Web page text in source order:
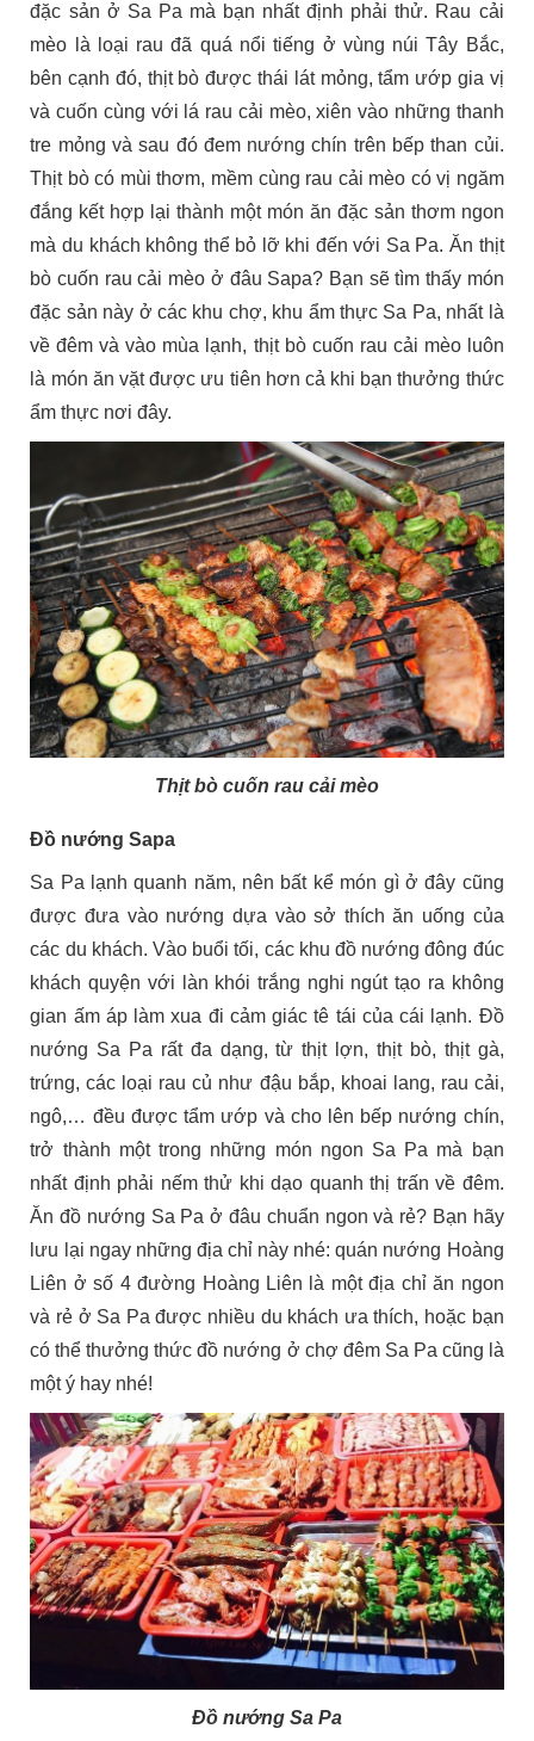
đặc sản ở Sa Pa mà bạn nhất định phải thử. Rau cải
mèo là loại rau đã quá nổi tiếng ở vùng núi Tây Bắc,
bên cạnh đó, thịt bò được thái lát mỏng, tẩm ướp gia vị
và cuốn cùng với lá rau cải mèo, xiên vào những thanh
tre mỏng và sau đó đem nướng chín trên bếp than củi.
Thịt bò có mùi thơm, mềm cùng rau cải mèo có vị ngăm
đắng kết hợp lại thành một món ăn đặc sản thơm ngon
mà du khách không thể bỏ lỡ khi đến với Sa Pa. Ăn thịt
bò cuốn rau cải mèo ở đâu Sapa? Bạn sẽ tìm thấy món
đặc sản này ở các khu chợ, khu ẩm thực Sa Pa, nhất là
về đêm và vào mùa lạnh, thịt bò cuốn rau cải mèo luôn
là món ăn vặt được ưu tiên hơn cả khi bạn thưởng thức
ẩm thực nơi đây.
Thịt bò cuốn rau cải mèo
Đồ nướng Sapa
Sa Pa lạnh quanh năm, nên bất kể món gì ở đây cũng
được đưa vào nướng dựa vào sở thích ăn uống của
các du khách. Vào buổi tối, các khu đồ nướng đông đúc
khách quyện với làn khói trắng nghi ngút tạo ra không
gian ấm áp làm xua đi cảm giác tê tái của cái lạnh. Đồ
nướng Sa Pa rất đa dạng, từ thịt lợn, thịt bò, thịt gà,
trứng, các loại rau củ như đậu bắp, khoai lang, rau cải,
ngô,… đều được tẩm ướp và cho lên bếp nướng chín,
trở thành một trong những món ngon Sa Pa mà bạn
nhất định phải nếm thử khi dạo quanh thị trấn về đêm.
Ăn đồ nướng Sa Pa ở đâu chuẩn ngon và rẻ? Bạn hãy
lưu lại ngay những địa chỉ này nhé: quán nướng Hoàng
Liên ở số 4 đường Hoàng Liên là một địa chỉ ăn ngon
và rẻ ở Sa Pa được nhiều du khách ưa thích, hoặc bạn
có thể thưởng thức đồ nướng ở chợ đêm Sa Pa cũng là
một ý hay nhé!
Đồ nướng Sa Pa